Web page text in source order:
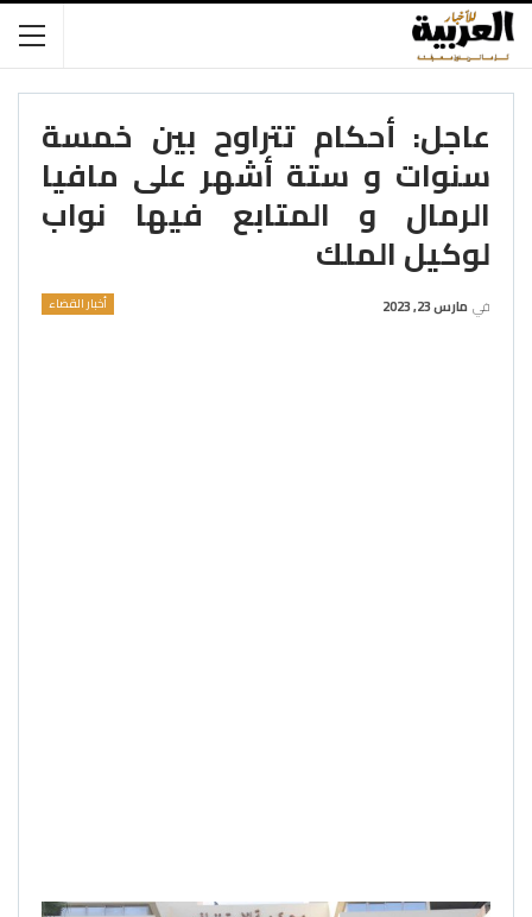
عاجل: أحكام تتراوح بين خمسة
سنوات و ستة أشهر على مافيا
الرمال و المتابع فيها نواب
لوكيل الملك
أخبار القضاء في مارس 23, 2023